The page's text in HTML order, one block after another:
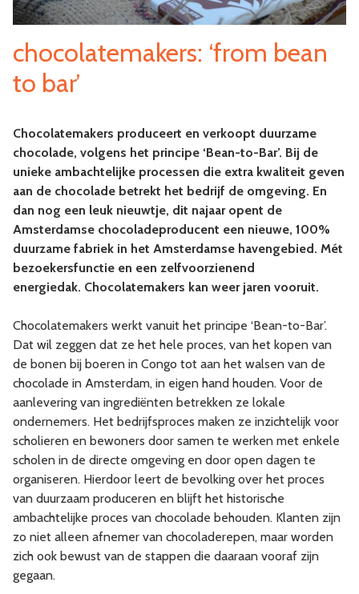
chocolatemakers: ‘from bean
to bar’
Chocolatemakers produceert en verkoopt duurzame
chocolade, volgens het principe ‘Bean-to-Bar’. Bij de
unieke ambachtelijke processen die extra kwaliteit geven
aan de chocolade betrekt het bedrijf de omgeving. En
dan nog een leuk nieuwtje, dit najaar opent de
Amsterdamse chocoladeproducent een nieuwe, 100%
duurzame fabriek in het Amsterdamse havengebied. Mét
bezoekersfunctie en een zelfvoorzienend
energiedak. Chocolatemakers kan weer jaren vooruit.
Chocolatemakers werkt vanuit het principe ‘Bean-to-Bar’.
Dat wil zeggen dat ze het hele proces, van het kopen van
de bonen bij boeren in Congo tot aan het walsen van de
chocolade in Amsterdam, in eigen hand houden. Voor de
aanlevering van ingrediënten betrekken ze lokale
ondernemers. Het bedrijfsproces maken ze inzichtelijk voor
scholieren en bewoners door samen te werken met enkele
scholen in de directe omgeving en door open dagen te
organiseren. Hierdoor leert de bevolking over het proces
van duurzaam produceren en blijft het historische
ambachtelijke proces van chocolade behouden. Klanten zijn
zo niet alleen afnemer van chocoladerepen, maar worden
zich ook bewust van de stappen die daaraan vooraf zijn
gegaan.